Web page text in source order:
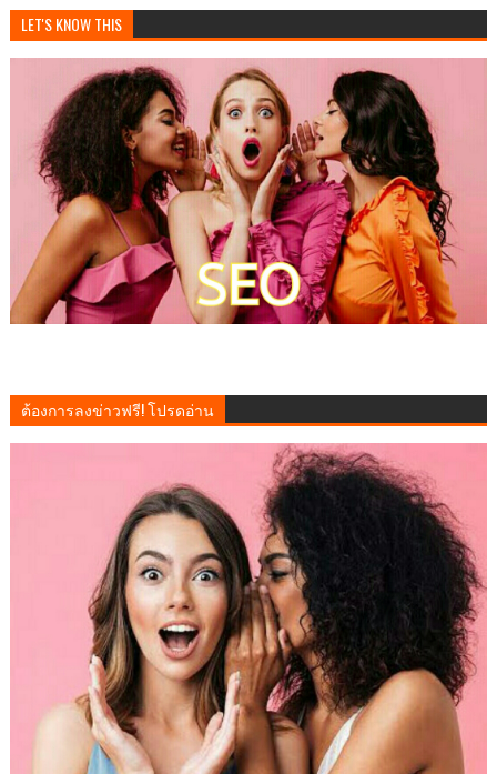
LET'S KNOW THIS
ต้องการลงข่าวฟรี! โปรดอ่าน